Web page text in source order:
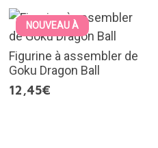
NOUVEAU À
Figurine à assembler de
Goku Dragon Ball
12,45€